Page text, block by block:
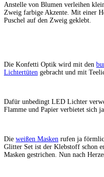
Anstelle von Blumen verleihen
Zweig farbige Akzente. Mit einer
Puschel auf den Zweig geklebt.
Die Konfetti Optik wird mit den
Lichtertüten gebracht und mit
Dafür unbedingt LED Lichter
Flamme und Papier verbietet sich
Die weißen Masken rufen ja
Glitter Set ist der Klebstoff schon
Masken gestrichen. Nun nach